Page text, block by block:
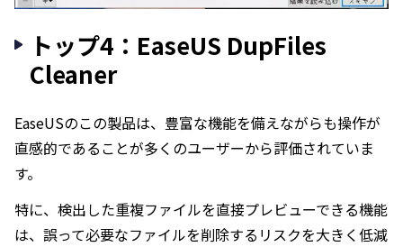
トップ4：EaseUS DupFiles
Cleaner
EaseUSのこの製品は、豊富な機能を備えながらも操作が
直感的であることが多くのユーザーから評価されていま
す。
特に、検出した重複ファイルを直接プレビューできる機能
は、誤って必要なファイルを削除するリスクを大きく低減